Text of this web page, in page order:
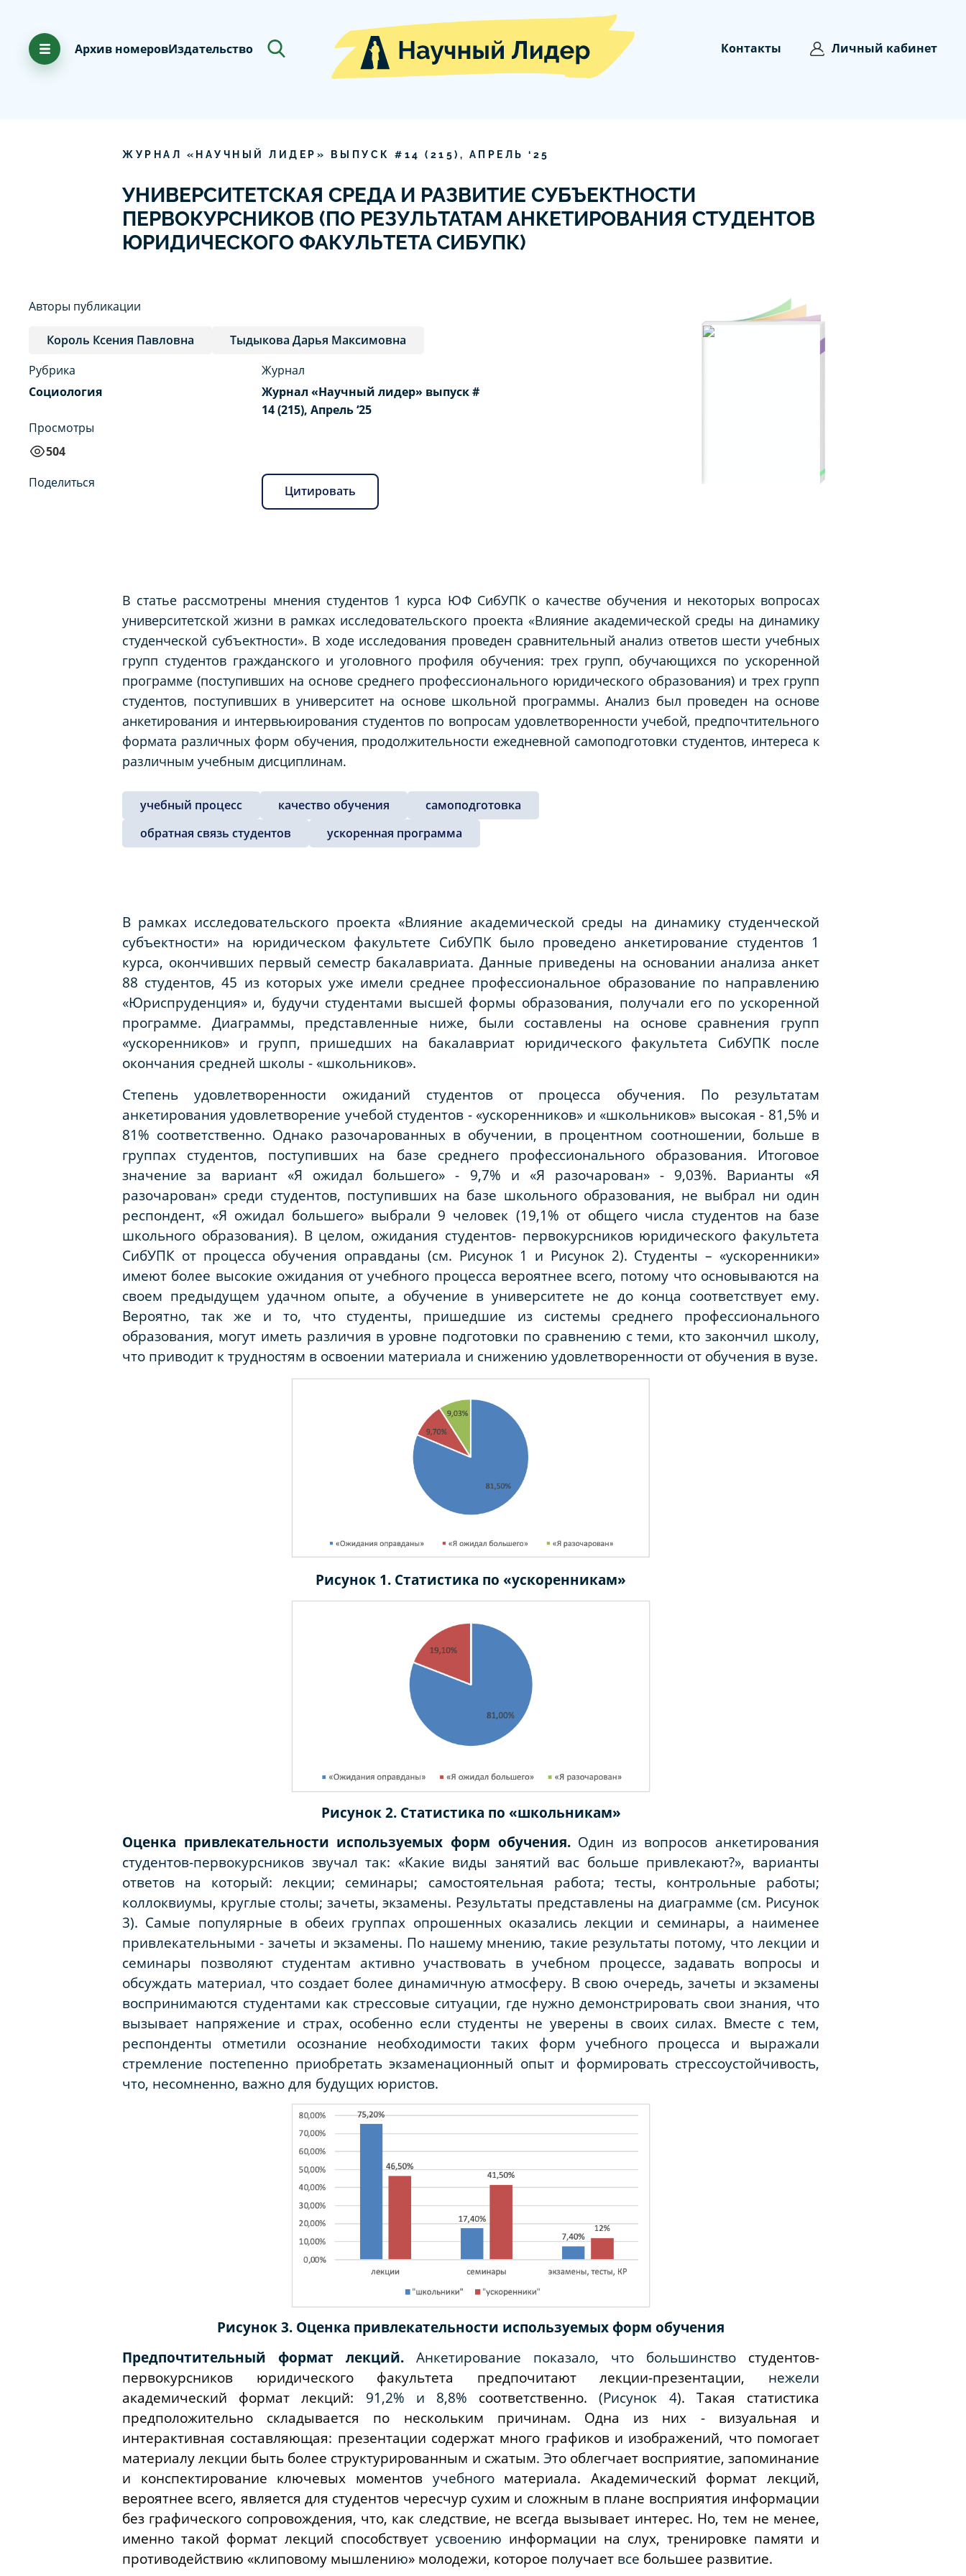
Архив номеровИздательство Контакты Личный кабинет
ЖУРНАЛ «НАУЧНЫЙ ЛИДЕР» ВЫПУСК # 14 ( 215), АПРЕЛЬ ‘ 25
УНИВЕРСИТЕТСКАЯ СРЕДА И РАЗВИТИЕ СУБЪЕКТНОСТИ
ПЕРВОКУРСНИКОВ (ПО РЕЗУЛЬТАТАМ АНКЕТИРОВАНИЯ СТУДЕНТОВ
ЮРИДИЧЕСКОГО ФАКУЛЬТЕТА СИБУПК)
Авторы публикации
Король Ксения Павловна
Тыдыкова Дарья Максимовна
Рубрика
Социология
Просмотры
504
Журнал
Журнал «Научный лидер» выпуск #
14 (215), Апрель ‘25
Поделиться
Цитировать
В статье рассмотрены мнения студентов 1 курса ЮФ СибУПК о качестве обучения и некоторых вопросах
университетской жизни в рамках исследовательского проекта «Влияние академической среды на динамику
студенческой субъектности». В ходе исследования проведен сравнительный анализ ответов шести учебных
групп студентов гражданского и уголовного профиля обучения: трех групп, обучающихся по ускоренной
программе (поступивших на основе среднего профессионального юридического образования) и трех групп
студентов, поступивших в университет на основе школьной программы. Анализ был проведен на основе
анкетирования и интервьюирования студентов по вопросам удовлетворенности учебой, предпочтительного
формата различных форм обучения, продолжительности ежедневной самоподготовки студентов, интереса к
различным учебным дисциплинам.
учебный процесс качество обучения
самоподготовка
обратная связь студентов
ускоренная программа
В рамках исследовательского проекта «Влияние академической среды на динамику студенческой
субъектности» на юридическом факультете СибУПК было проведено анкетирование студентов 1
курса, окончивших первый семестр бакалавриата. Данные приведены на основании анализа анкет
88 студентов, 45 из которых уже имели среднее профессиональное образование по направлению
«Юриспруденция» и, будучи студентами высшей формы образования, получали его по ускоренной
программе. Диаграммы, представленные ниже, были составлены на основе сравнения групп
«ускоренников» и групп, пришедших на бакалавриат юридического факультета СибУПК после
окончания средней школы - «школьников».
Степень удовлетворенности ожиданий студентов от процесса обучения. По результатам
анкетирования удовлетворение учебой студентов - «ускоренников» и «школьников» высокая - 81,5% и
81% соответственно. Однако разочарованных в обучении, в процентном соотношении, больше в
группах студентов, поступивших на базе среднего профессионального образования. Итоговое
значение за вариант «Я ожидал большего» - 9,7% и «Я разочарован» - 9,03%. Варианты «Я
разочарован» среди студентов, поступивших на базе школьного образования, не выбрал ни один
респондент, «Я ожидал большего» выбрали 9 человек (19,1% от общего числа студентов на базе
школьного образования). В целом, ожидания студентов- первокурсников юридического факультета
СибУПК от процесса обучения оправданы (см. Рисунок 1 и Рисунок 2). Студенты – «ускоренники»
имеют более высокие ожидания от учебного процесса вероятнее всего, потому что основываются на
своем предыдущем удачном опыте, а обучение в университете не до конца соответствует ему.
Вероятно, так же и то, что студенты, пришедшие из системы среднего профессионального
образования, могут иметь различия в уровне подготовки по сравнению с теми, кто закончил школу,
что приводит к трудностям в освоении материала и снижению удовлетворенности от обучения в вузе.
Рисунок 1. Статистика по «ускоренникам»
Рисунок 2. Статистика по «школьникам»
Оценка привлекательности используемых форм обучения. Один из вопросов анкетирования
студентов-первокурсников звучал так: «Какие виды занятий вас больше привлекают?», варианты
ответов на который: лекции; семинары; самостоятельная работа; тесты, контрольные работы;
коллоквиумы, круглые столы; зачеты, экзамены. Результаты представлены на диаграмме (см. Рисунок
3). Самые популярные в обеих группах опрошенных оказались лекции и семинары, а наименее
привлекательными - зачеты и экзамены. По нашему мнению, такие результаты потому, что лекции и
семинары позволяют студентам активно участвовать в учебном процессе, задавать вопросы и
обсуждать материал, что создает более динамичную атмосферу. В свою очередь, зачеты и экзамены
воспринимаются студентами как стрессовые ситуации, где нужно демонстрировать свои знания, что
вызывает напряжение и страх, особенно если студенты не уверены в своих силах. Вместе с тем,
респонденты отметили осознание необходимости таких форм учебного процесса и выражали
стремление постепенно приобретать экзаменационный опыт и формировать стрессоустойчивость,
что, несомненно, важно для будущих юристов.
Рисунок 3. Оценка привлекательности используемых форм обучения
Предпочтительный формат лекций. Анкетирование показало, что большинство
студентов-
первокурсников юридического факультета предпочитают лекции-презентации, нежели
академический формат лекций: 91,2% и 8,8% соответственно.(Рисунок 4). Такая статистика
предположительно складывается по нескольким причинам. Одна из них - визуальная и
интерактивная составляющая: презентации содержат много графиков и изображений, что помогает
материалу лекции быть более структурированным и сжатым. Это облегчает восприятие, запоминание
и конспектирование ключевых моментов учебного материала. Академический формат лекций,
вероятнее всего, является для студентов чересчур сухим и сложным в плане восприятия информации
без графического сопровождения, что, как следствие, не всегда вызывает интерес. Но, тем не менее,
именно такой формат лекций способствует усвоению информации на слух, тренировке памяти и
противодействию «клиповому мышлению» молодежи, которое получает все большее развитие.